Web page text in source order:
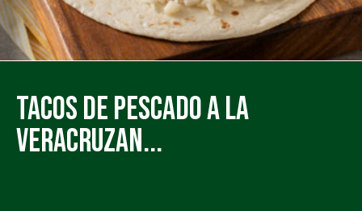
Tacos de Pescado a la
Veracruzan...